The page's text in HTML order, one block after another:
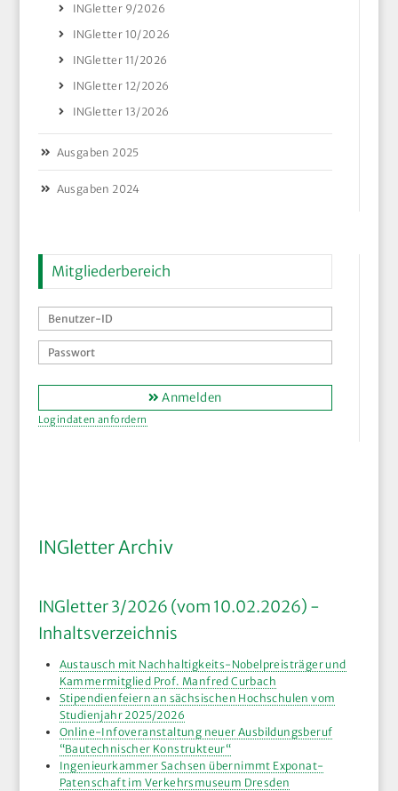
INGletter 9/2026
INGletter 10/2026
INGletter 11/2026
INGletter 12/2026
INGletter 13/2026
Ausgaben 2025
Ausgaben 2024
Mitgliederbereich
Anmelden
Logindaten anfordern
INGletter Archiv
INGletter 3/2026 (vom 10.02.2026) -
Inhaltsverzeichnis
Austausch mit Nachhaltigkeits-Nobelpreisträger und
Kammermitglied Prof. Manfred Curbach
Stipendienfeiern an sächsischen Hochschulen vom
Studienjahr 2025/2026
Online-Infoveranstaltung neuer Ausbildungsberuf
“Bautechnischer Konstrukteur“
Ingenieurkammer Sachsen übernimmt Exponat-
Patenschaft im Verkehrsmuseum Dresden